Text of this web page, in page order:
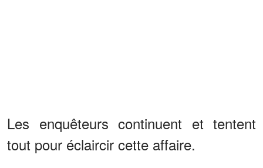
Les enquêteurs continuent et tentent
tout pour éclaircir cette affaire.